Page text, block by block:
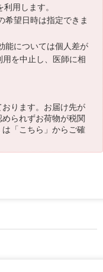
用します。
希望日時は指定できま
能については個人差が
を中止し、医師に相
ります。お届け先が
られずお荷物が税関
「こちら 」からご確